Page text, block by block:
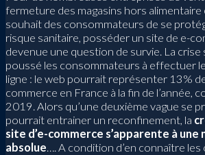
fermeture des magasins hors alimentaire
souhait des consommateurs de se
risque sanitaire, posséder un site de e-
devenue une question de survie. La crise
poussé les consommateurs à effectuer
ligne : le web pourrait représenter 13%
commerce en France à la fin de l’année,
2019. Alors qu’une deuxième vague se
pourrait entrainer un reconfinement, la
site d’e-commerce s’apparente à une
absolue…. A condition d’en connaître les